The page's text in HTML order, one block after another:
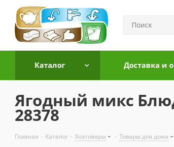
Каталог Доставка и
Ягодный микс
28378
Главная - Каталог - Хозтовары - Товары для дома